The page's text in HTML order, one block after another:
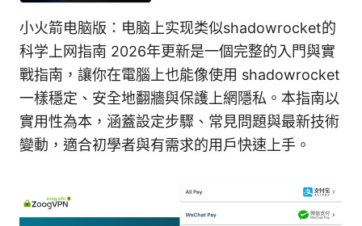
小火箭电脑版：电脑上实现类似shadowrocket的
科学上网指南 2026年更新是一個完整的入門與實
戰指南，讓你在電腦上也能像使用 shadowrocket
一樣穩定、安全地翻牆與保護上網隱私。本指南以
實用性為本，涵蓋設定步驟、常見問題與最新技術
變動，適合初學者與有需求的用戶快速上手。